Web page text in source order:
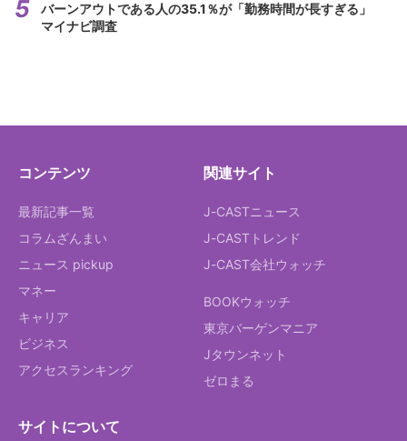
バーンアウトである人の35.1％が「勤務時間が長すぎる」
マイナビ調査
コンテンツ
最新記事一覧
コラムざんまい
ニュース pickup
マネー
キャリア
ビジネス
アクセスランキング
関連サイト
J-CASTニュース
J-CASTトレンド
J-CAST会社ウォッチ
BOOKウォッチ
東京バーゲンマニア
Jタウンネット
ゼロまる
サイトについて